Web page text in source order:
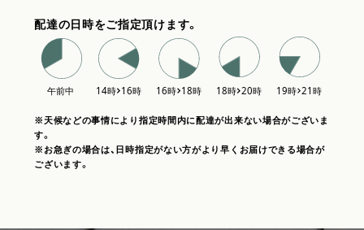
配達の日時をご指定頂けます。
※天候などの事情により指定時間内に配達が出来ない場合がございま
す。
※お急ぎの場合は、日時指定がない方がより早くお届けできる場合が
ございます。